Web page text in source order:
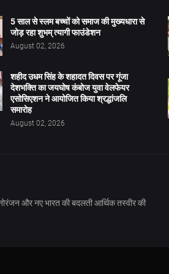
5 साल से स्लम बच्चों को समाज की मुख्यधारा से
जोड़ रहा शुभम् त्यागी फाउंडेशन
August 02, 2026
शहीद उधम सिंह के शहादत दिवस पर गूंजा
देशभक्ति का जयघोष कंबोज युवा वेलफेयर
एसोसिएशन ने आयोजित किया श्रद्धांजलि
समारोह
August 02, 2026
और नए भारत की बदलती आर्थिक तस्वीर की